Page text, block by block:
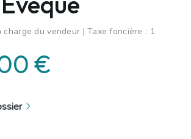
charge du vendeur | Taxe foncière : 1
€